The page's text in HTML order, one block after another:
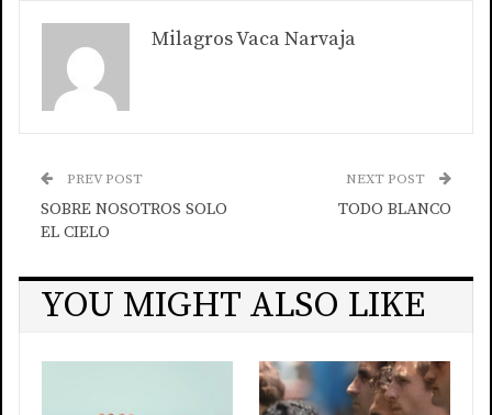
Milagros Vaca Narvaja
PREV POST
SOBRE NOSOTROS SOLO
EL CIELO
NEXT POST
TODO BLANCO
YOU MIGHT ALSO LIKE